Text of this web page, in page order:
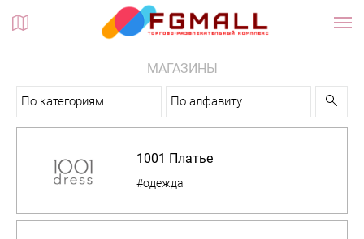
Планы этажей
МАГАЗИНЫ
По категориям По алфавиту
1001 Платье
#одежда